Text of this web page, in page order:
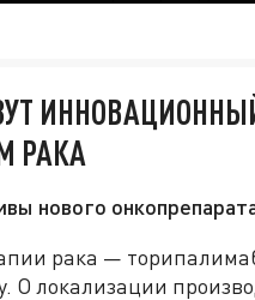
РАКА
нового
рака —
О локализации